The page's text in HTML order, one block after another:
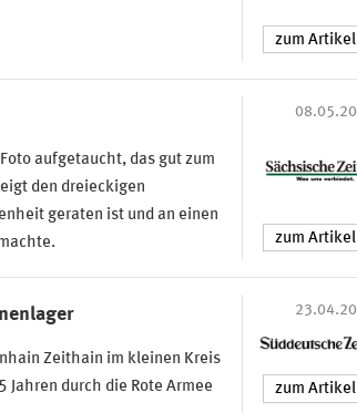
zum Artikel
aufgetaucht, das gut zum
den dreieckigen
geraten ist und an einen
08.05.20
zum Artikel
Zeithain im kleinen Kreis
durch die Rote Armee
23.04.20
zum Artikel